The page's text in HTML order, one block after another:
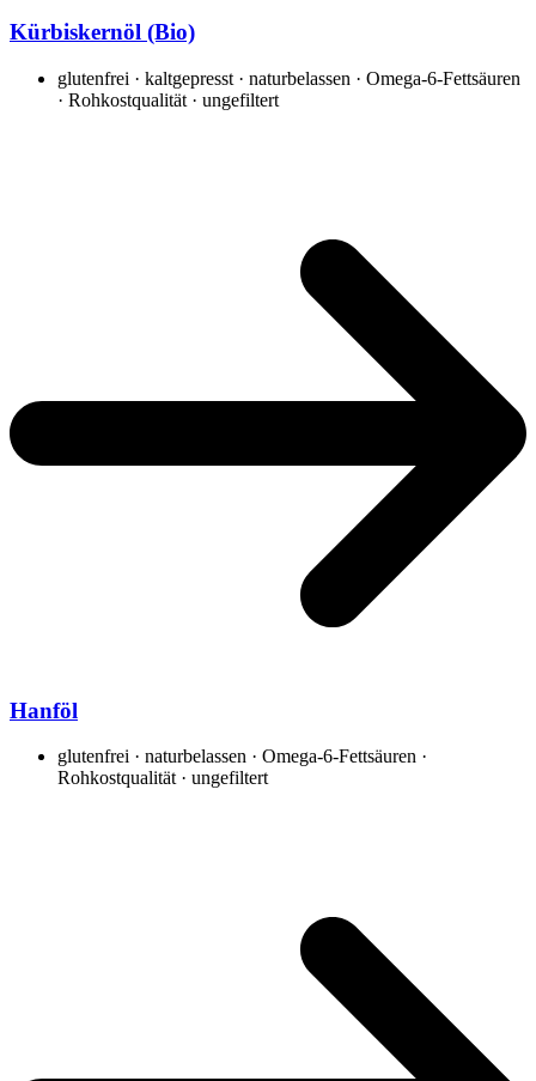
Kürbiskernöl (Bio)
glutenfrei · kaltgepresst · naturbelassen · Omega-6-Fettsäuren
· Rohkostqualität · ungefiltert
Hanföl
glutenfrei · naturbelassen · Omega-6-Fettsäuren ·
Rohkostqualität · ungefiltert